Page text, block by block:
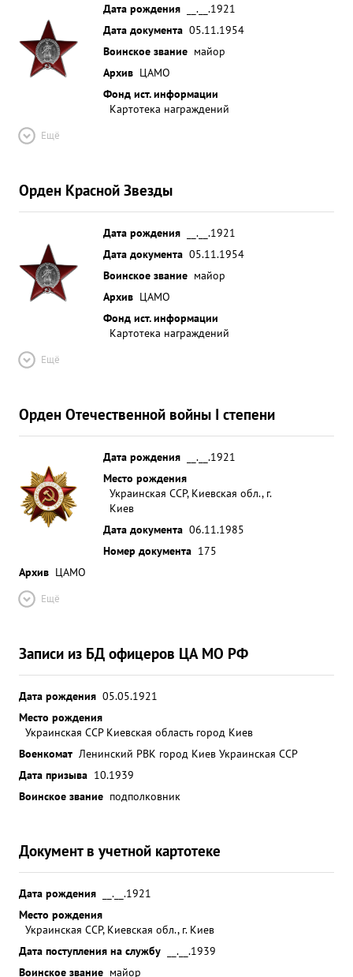
Дата рождения
__.__.1921
Дата документа 05.11.1954
Воинское звание майор
Архив ЦАМО
Фонд ист. информации
Картотека награждений
Ещё
Орден Красной Звезды
Дата рождения
__.__.1921
Дата документа 05.11.1954
Воинское звание майор
Архив ЦАМО
Фонд ист. информации
Картотека награждений
Ещё
Орден Отечественной войны I степени
Дата рождения
__.__.1921
Место рождения
Украинская ССР, Киевская обл., г.
Киев
Дата документа 06.11.1985
Номер документа 175
Архив ЦАМО
Ещё
Записи из БД офицеров ЦА МО РФ
Дата рождения 05.05.1921
Место рождения
Украинская ССР Киевская область город Киев
Военкомат Ленинский РВК город Киев Украинская ССР
Дата призыва 10.1939
Воинское звание подполковник
Документ в учетной картотеке
Дата рождения
__.__.1921
Место рождения
Украинская ССР, Киевская обл., г. Киев
Дата поступления на службу
__.__.1939
Воинское звание майор